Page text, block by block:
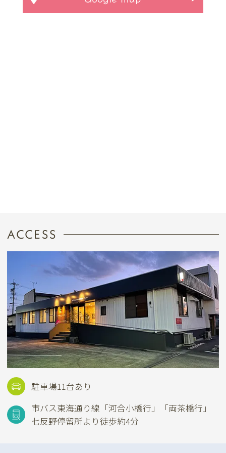
ACCESS
駐車場11台あり
市バス東海通り線 「河合小橋行」「両茶橋行」
七反野停留所より徒歩約4分